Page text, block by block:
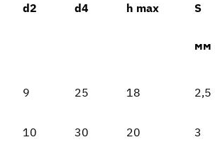
d2 d4 h max S
мм
9 25 18 2,5
10 30 20 3